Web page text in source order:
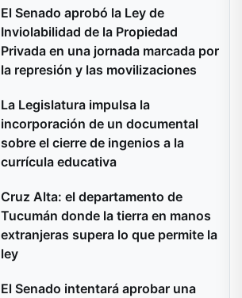
El Senado aprobó la Ley de
Inviolabilidad de la Propiedad
Privada en una jornada marcada por
la represión y las movilizaciones
La Legislatura impulsa la
incorporación de un documental
sobre el cierre de ingenios a la
currícula educativa
Cruz Alta: el departamento de
Tucumán donde la tierra en manos
extranjeras supera lo que permite la
ley
El Senado intentará aprobar una